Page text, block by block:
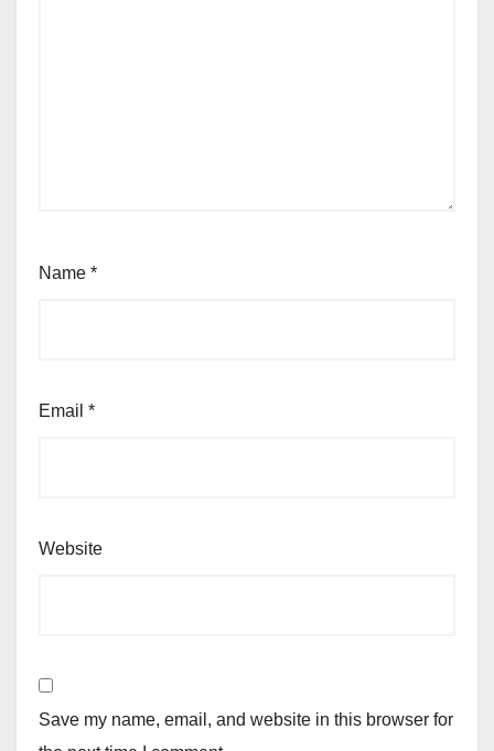
Name *
Email *
Website
Save my name, email, and website in this browser for